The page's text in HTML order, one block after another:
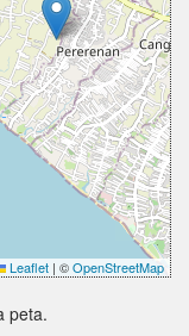
Leaflet | ©OpenStreetMap
peta.